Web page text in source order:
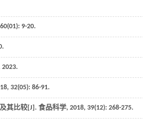
60(01): 9-20.
.
2023.
, 32(05): 86-91.
其比较[J]. 食品科学, 2018, 39(12): 268-275.